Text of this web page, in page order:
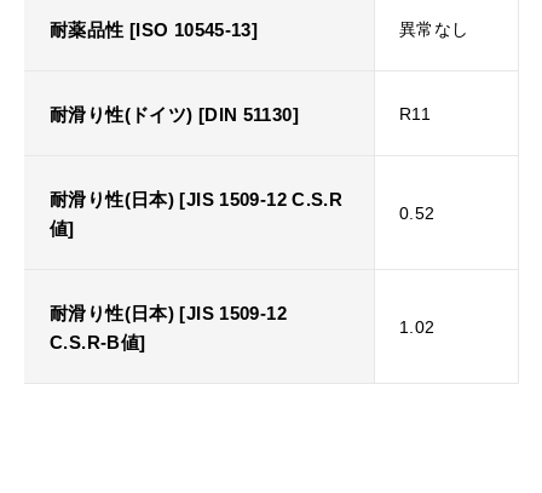
耐薬品性 [ISO 10545-13] 異常なし
耐滑り性(ドイツ) [DIN 51130] R11
耐滑り性(日本) [JIS 1509-12 C.S.R
値]
0.52
耐滑り性(日本) [JIS 1509-12
C.S.R-B値]
1.02